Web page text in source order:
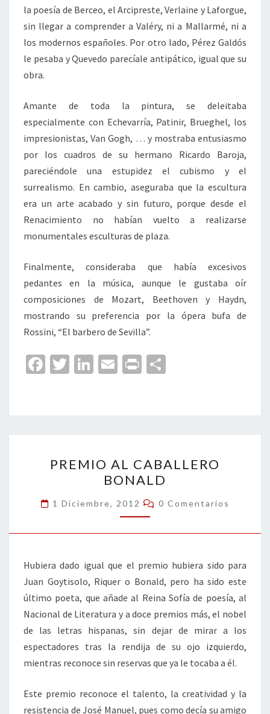
la poesía de Berceo, el Arcipreste, Verlaine y Laforgue,
sin llegar a comprender a Valéry, ni a Mallarmé, ni a
los modernos españoles. Por otro lado, Pérez Galdós
le pesaba y Quevedo parecíale antipático, igual que su
obra.
Amante de toda la pintura, se deleitaba
especialmente con Echevarría, Patinir, Brueghel, los
impresionistas, Van Gogh, … y mostraba entusiasmo
por los cuadros de su hermano Ricardo Baroja,
pareciéndole una estupidez el cubismo y el
surrealismo. En cambio, aseguraba que la escultura
era un arte acabado y sin futuro, porque desde el
Renacimiento no habían vuelto a realizarse
monumentales esculturas de plaza.
Finalmente, consideraba que había excesivos
pedantes en la música, aunque le gustaba oír
composiciones de Mozart, Beethoven y Haydn,
mostrando su preferencia por la ópera bufa de
Rossini, “El barbero de Sevilla”.
Fa
o
o
k
T
er
Li
dI
n
E
l
Pr
p
ar
tir
AL
CABALLERO
BONALD
PREMIO AL CABALLERO
BONALD
1 Diciembre, 2012 Comentarios
0 Comentarios
Hubiera dado igual que el premio hubiera sido para
Juan Goytisolo, Riquer o Bonald, pero ha sido este
último poeta, que añade al Reina Sofía de poesía, al
Nacional de Literatura y a doce premios más, el nobel
de las letras hispanas, sin dejar de mirar a los
espectadores tras la rendija de su ojo izquierdo,
mientras reconoce sin reservas que ya le tocaba a él.
Este premio reconoce el talento, la creatividad y la
resistencia de José Manuel, pues como decía su amigo